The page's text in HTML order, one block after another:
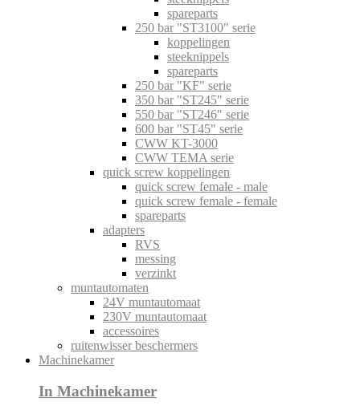
spareparts
250 bar "ST3100" serie
koppelingen
steeknippels
spareparts
250 bar "KF" serie
350 bar "ST245" serie
550 bar "ST246" serie
600 bar "ST45" serie
CWW KT-3000
CWW TEMA serie
quick screw koppelingen
quick screw female - male
quick screw female - female
spareparts
adapters
RVS
messing
verzinkt
muntautomaten
24V muntautomaat
230V muntautomaat
accessoires
ruitenwisser beschermers
Machinekamer
In Machinekamer